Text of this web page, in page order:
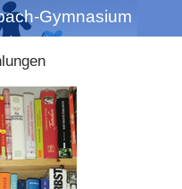
Gymnasium